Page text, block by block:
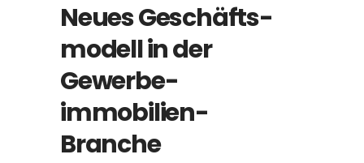
Neues Geschäfts-
modell in der
Gewerbe-
immobilien-
Branche